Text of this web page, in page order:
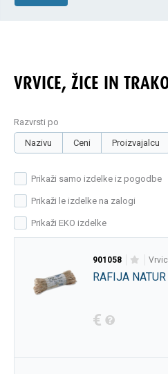
VRVICE, ŽICE IN
Razvrsti po
Nazivu
Ceni Proizvajalcu
Prikaži samo izdelke iz pogodbe
Prikaži le izdelke na zalogi
Prikaži EKO izdelke
901058
RAFIJA
€